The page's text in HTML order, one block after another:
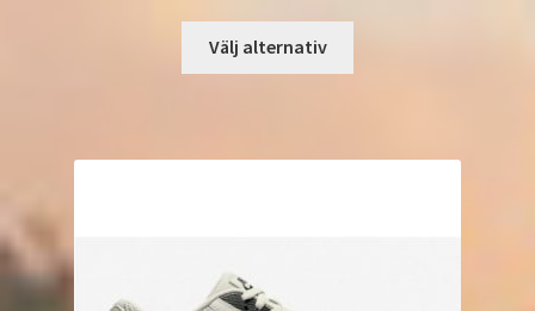
Välj alternativ